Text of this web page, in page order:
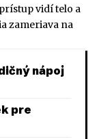
vidí telo a
zameriava na
nápoj
pre